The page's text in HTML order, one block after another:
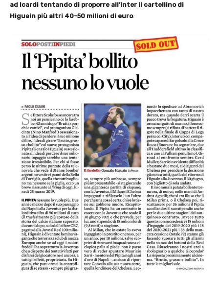
ad Icardi tentando di proporre all’Inter il cartellino di
Higuain più altri 40-50 milioni di euro.